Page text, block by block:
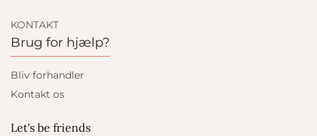
KONTAKT
Brug for hjælp?
Bliv forhandler
Kontakt os
Let's be friends